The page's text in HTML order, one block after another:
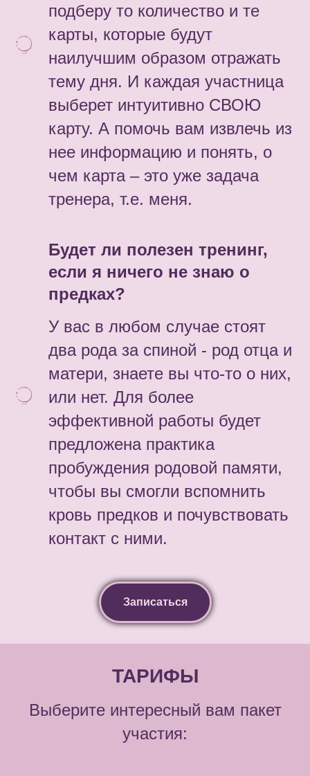
подберу то количество и те
карты, которые будут
наилучшим образом отражать
тему дня. И каждая участница
выберет интуитивно СВОЮ
карту. А помочь вам извлечь из
нее информацию и понять, о
чем карта – это уже задача
тренера, т.е. меня.
Будет ли полезен тренинг,
если я ничего не знаю о
предках?
У вас в любом случае стоят
два рода за спиной - род отца и
матери, знаете вы что-то о них,
или нет. Для более
эффективной работы будет
предложена практика
пробуждения родовой памяти,
чтобы вы смогли вспомнить
кровь предков и почувствовать
контакт с ними.
Записаться
ТАРИФЫ
Выберите интересный вам пакет
участия: